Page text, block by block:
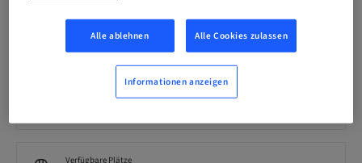
national
Verfügbare Plätze
Alle ablehnen Alle Cookies zulassen
Informationen anzeigen